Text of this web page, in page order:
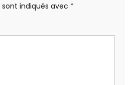
indiqués avec *